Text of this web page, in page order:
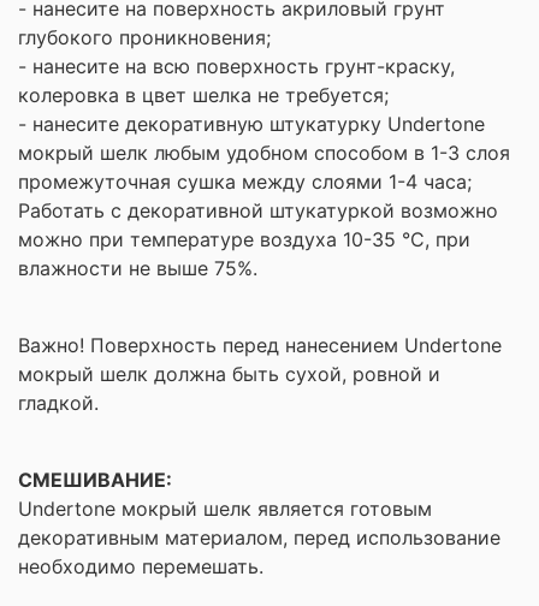
- нанесите на поверхность акриловый грунт
глубокого проникновения;
- нанесите на всю поверхность грунт-краску,
колеровка в цвет шелка не требуется;
- нанесите декоративную штукатурку Undertone
мокрый шелк любым удобном способом в 1-3 слоя
промежуточная сушка между слоями 1-4 часа;
Работать с декоративной штукатуркой возможно
можно при температуре воздуха 10-35 °С, при
влажности не выше 75%.
Важно! Поверхность перед нанесением Undertone
мокрый шелк должна быть сухой, ровной и
гладкой.
СМЕШИВАНИЕ:
Undertone мокрый шелк является готовым
декоративным материалом, перед использование
необходимо перемешать.